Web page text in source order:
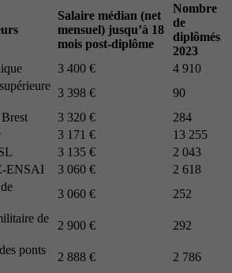
Salaire médian (net
mensuel) jusqu’à 18
mois post-diplôme
Nombre
de
diplômés
2023
3 400 €
4 910
3 398 €
90
3 320 €
284
3 171 €
13 255
3 135 €
2 043
ENSAI 3 060 €
2 618
3 060 € 252
de
2 900 € 292
ponts
2 888 € 2 786